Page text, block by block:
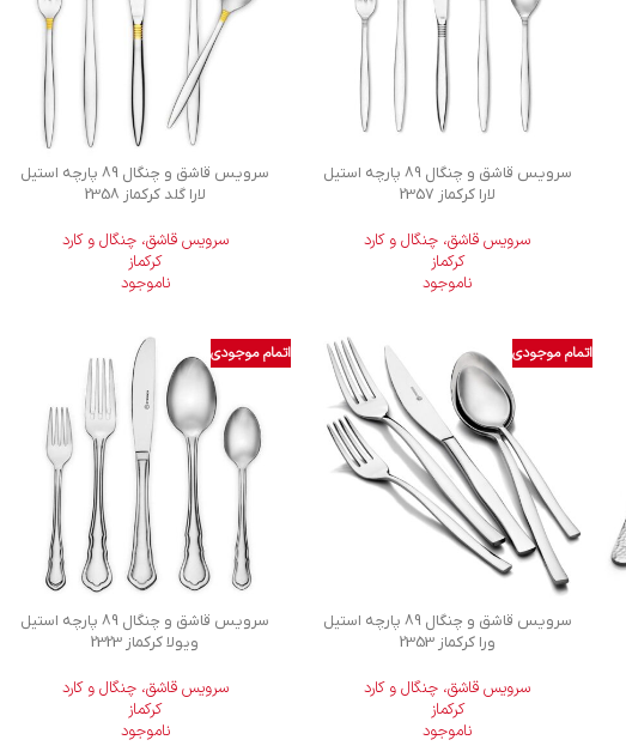
سرویس قاشق و چنگال 89 پارچه استیل
لارا کرکماز 2357
سرویس قاشق، چنگال و کارد
کرکماز
ناموجود
سرویس قاشق و چنگال 89 پارچه استیل
لارا گلد کرکماز 2358
سرویس قاشق، چنگال و کارد
کرکماز
ناموجود
اتمام موجودی
سرویس قاشق و چنگال 89 پارچه استیل
ورا کرکماز 2353
سرویس قاشق، چنگال و کارد
کرکماز
ناموجود
اتمام موجودی
سرویس قاشق و چنگال 89 پارچه استیل
ویولا کرکماز 2323
سرویس قاشق، چنگال و کارد
کرکماز
ناموجود